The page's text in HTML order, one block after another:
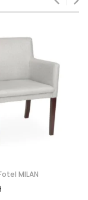
MILAN